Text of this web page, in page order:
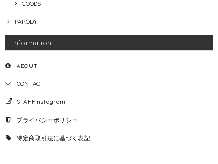
GOODS
PARODY
Information
ABOUT
CONTACT
STAFFinstagram
プライバシーポリシー
特定商取引法に基づく表記